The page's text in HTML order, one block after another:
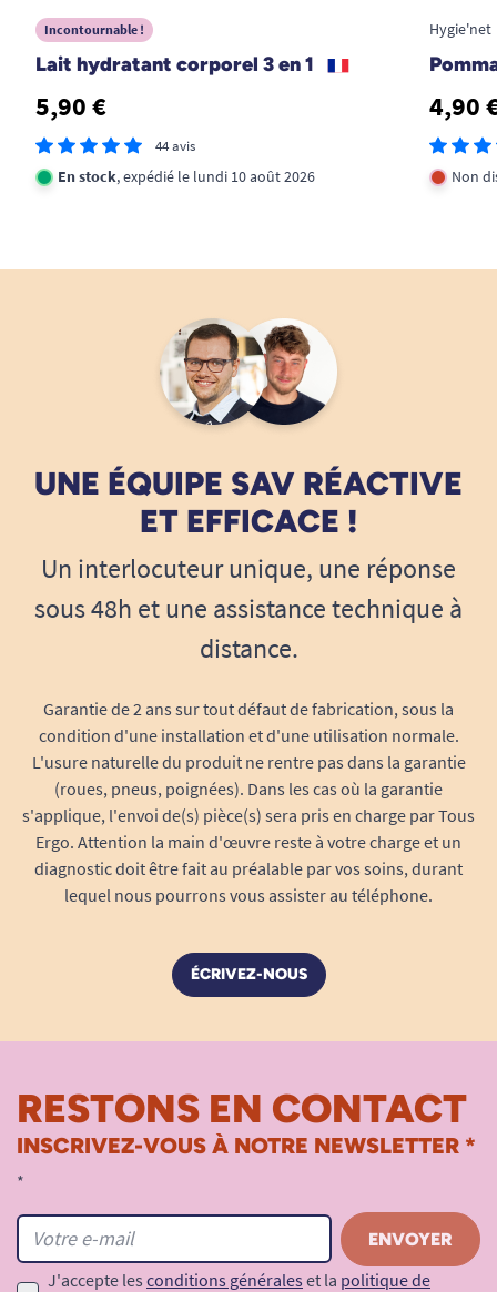
Incontournable !
Lait hydratant corporel 3 en 1
5,90 €
44 avis
En stock, expédié le lundi 10 août 2026
Hygie'net
4,90
Non
UNE ÉQUIPE SAV RÉACTIVE
ET EFFICACE !
Un interlocuteur unique, une réponse
sous 48h et une assistance technique à
distance.
Garantie de 2 ans sur tout défaut de fabrication, sous la
condition d'une installation et d'une utilisation normale.
L'usure naturelle du produit ne rentre pas dans la garantie
(roues, pneus, poignées). Dans les cas où la garantie
s'applique, l'envoi de(s) pièce(s) sera pris en charge par Tous
Ergo. Attention la main d'œuvre reste à votre charge et un
diagnostic doit être fait au préalable par vos soins, durant
lequel nous pourrons vous assister au téléphone.
ÉCRIVEZ-NOUS
RESTONS EN CONTACT
INSCRIVEZ-VOUS À NOTRE NEWSLETTER *
*
J'accepte les conditions générales et la politique de